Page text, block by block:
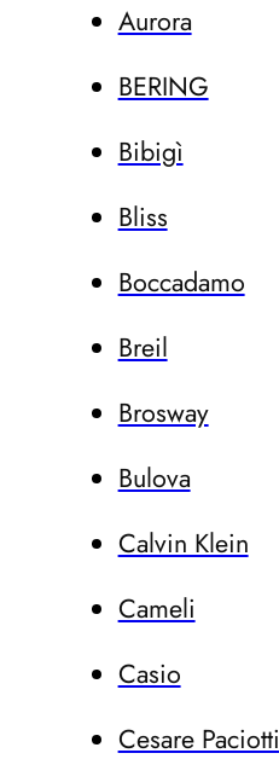
Aurora
BERING
Bibigì
Bliss
Boccadamo
Breil
Brosway
Bulova
Calvin Klein
Cameli
Casio
Cesare Paciotti